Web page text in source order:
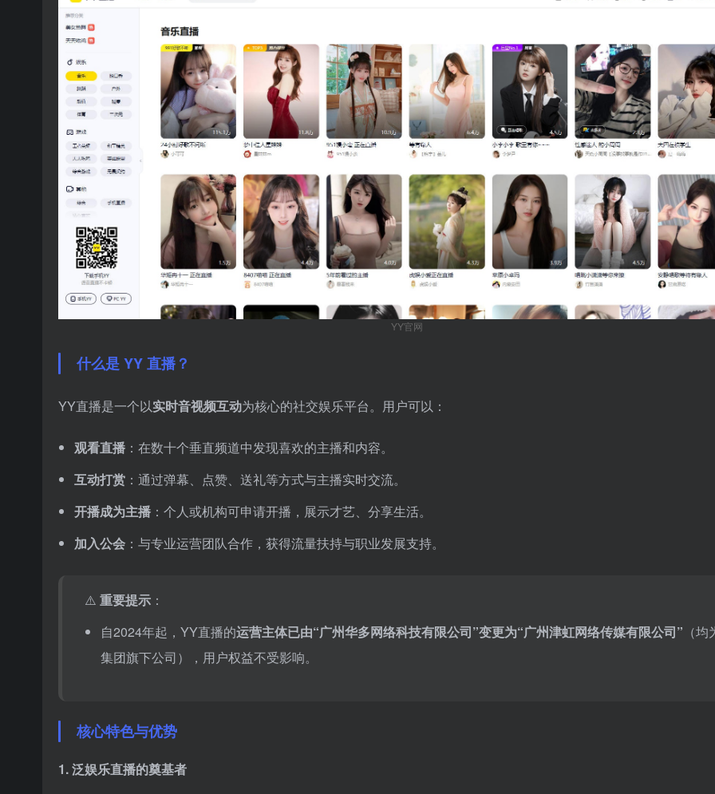
YY官网
什么是 YY 直播？
YY直播是一个以实时音视频互动为核心的社交娱乐平台。用户可以：
观看直播 ：在数十个垂直频道中发现喜欢的主播和内容。
互动打赏 ：通过弹幕、点赞、送礼等方式与主播实时交流。
开播成为主播 ：个人或机构可申请开播，展示才艺、分享生活。
加入公会 ：与专业运营团队合作，获得流量扶持与职业发展支持。
⚠️ 重要提示 ：
自2024年起，YY直播的运营主体已由“广州华多网络科技有限公司”变更为“广州津虹网络传媒有限公司” （
集团旗下公司），用户权益不受影响。
核心特色与优势
1.泛娱乐直播的奠基者